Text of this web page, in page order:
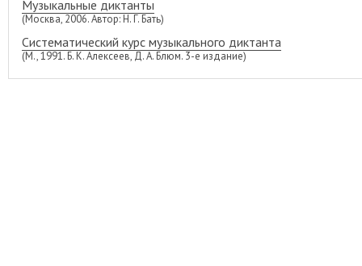
Музыкальные диктанты
(Москва, 2006. Автор: Н. Г. Бать)
Систематический курс музыкального диктанта
(М., 1991. Б. К. Алексеев, Д. А. Блюм. 3-е издание)